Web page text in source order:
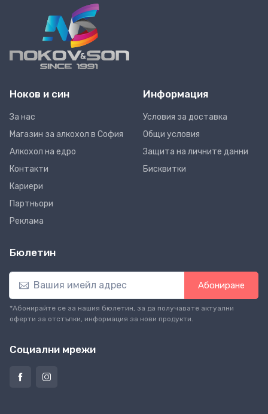
Ноков и син
За нас
Магазин за алкохол в София
Алкохол на едро
Контакти
Кариери
Партньори
Реклама
Информация
Условия за доставка
Общи условия
Защита на личните данни
Бисквитки
Бюлетин
Абониране
*Абонирайте се за нашия бюлетин, за да получавате актуални
оферти за отстъпки, информация за нови продукти.
Социални мрежи